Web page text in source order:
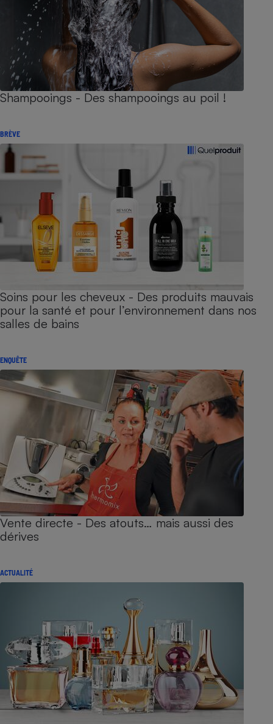
Shampooings - Des shampooings au poil !
BRÈVE
Soins pour les cheveux - Des produits mauvais
pour la santé et pour l’environnement dans nos
salles de bains
ENQUÊTE
Vente directe - Des atouts… mais aussi des
dérives
ACTUALITÉ